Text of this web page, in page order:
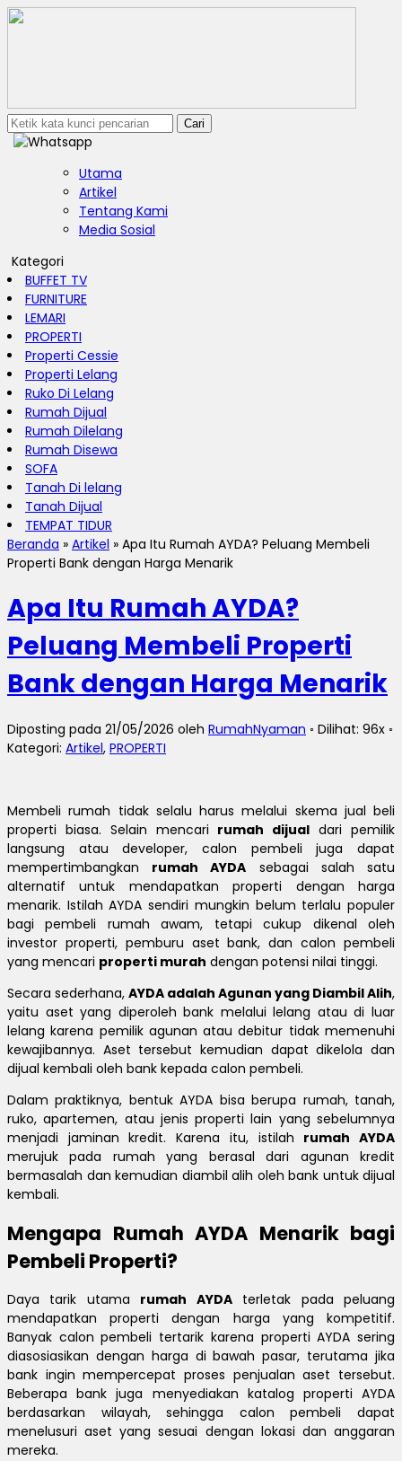
Cari
Utama
Artikel
Tentang Kami
Media Sosial
Kategori
BUFFET TV
FURNITURE
LEMARI
PROPERTI
Properti Cessie
Properti Lelang
Ruko Di Lelang
Rumah Dijual
Rumah Dilelang
Rumah Disewa
SOFA
Tanah Di lelang
Tanah Dijual
TEMPAT TIDUR
Beranda » Artikel » Apa Itu Rumah AYDA? Peluang Membeli
Properti Bank dengan Harga Menarik
Apa Itu Rumah AYDA?
Peluang Membeli Properti
Bank dengan Harga Menarik
Diposting pada 21/05/2026 oleh RumahNyaman ◦ Dilihat: 96x ◦
Kategori: Artikel, PROPERTI
Membeli rumah tidak selalu harus melalui skema jual beli
properti biasa. Selain mencari rumah dijual dari pemilik
langsung atau developer, calon pembeli juga dapat
mempertimbangkan rumah AYDA sebagai salah satu
alternatif untuk mendapatkan properti dengan harga
menarik. Istilah AYDA sendiri mungkin belum terlalu populer
bagi pembeli rumah awam, tetapi cukup dikenal oleh
investor properti, pemburu aset bank, dan calon pembeli
yang mencari properti murah dengan potensi nilai tinggi.
Secara sederhana, AYDA adalah Agunan yang Diambil Alih,
yaitu aset yang diperoleh bank melalui lelang atau di luar
lelang karena pemilik agunan atau debitur tidak memenuhi
kewajibannya. Aset tersebut kemudian dapat dikelola dan
dijual kembali oleh bank kepada calon pembeli.
Dalam praktiknya, bentuk AYDA bisa berupa rumah, tanah,
ruko, apartemen, atau jenis properti lain yang sebelumnya
menjadi jaminan kredit. Karena itu, istilah rumah AYDA
merujuk pada rumah yang berasal dari agunan kredit
bermasalah dan kemudian diambil alih oleh bank untuk dijual
kembali.
Mengapa Rumah AYDA Menarik bagi
Pembeli Properti?
Daya tarik utama rumah AYDAterletak pada peluang
mendapatkan properti dengan harga yang kompetitif.
Banyak calon pembeli tertarik karena properti AYDA sering
diasosiasikan dengan harga di bawah pasar, terutama jika
bank ingin mempercepat proses penjualan aset tersebut.
Beberapa bank juga menyediakan katalog properti AYDA
berdasarkan wilayah, sehingga calon pembeli dapat
menelusuri aset yang sesuai dengan lokasi dan anggaran
mereka.